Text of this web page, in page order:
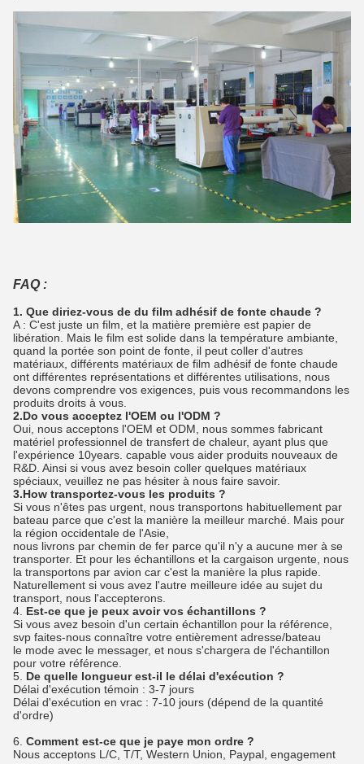
FAQ :
1. Que diriez-vous de du film adhésif de fonte chaude ?
A : C'est juste un film, et la matière première est papier de
libération. Mais le film est solide dans la température ambiante,
quand la portée son point de fonte, il peut coller d'autres
matériaux, différents matériaux de film adhésif de fonte chaude
ont différentes représentations et différentes utilisations, nous
devons comprendre vos exigences, puis vous recommandons les
produits droits à vous.
2.Do vous acceptez l'OEM ou l'ODM ?
Oui, nous acceptons l'OEM et ODM, nous sommes fabricant
matériel professionnel de transfert de chaleur, ayant plus que
l'expérience 10years. capable vous aider produits nouveaux de
R&D. Ainsi si vous avez besoin coller quelques matériaux
spéciaux, veuillez ne pas hésiter à nous faire savoir.
3.How transportez-vous les produits ?
Si vous n'êtes pas urgent, nous transportons habituellement par
bateau parce que c'est la manière la meilleur marché. Mais pour
la région occidentale de l'Asie,
nous livrons par chemin de fer parce qu'il n'y a aucune mer à se
transporter. Et pour les échantillons et la cargaison urgente, nous
la transportons par avion car c'est la manière la plus rapide.
Naturellement si vous avez l'autre meilleure idée au sujet du
transport, nous l'accepterons.
4. Est-ce que je peux avoir vos échantillons ?
Si vous avez besoin d'un certain échantillon pour la référence,
svp faites-nous connaître votre entièrement adresse/bateau
le mode avec le messager, et nous s'chargera de l'échantillon
pour votre référence.
5. De quelle longueur est-il le délai d'exécution ?
Délai d'exécution témoin : 3-7 jours
Délai d'exécution en vrac : 7-10 jours (dépend de la quantité
d'ordre)
6. Comment est-ce que je paye mon ordre ?
Nous acceptons L/C, T/T, Western Union, Paypal, engagement